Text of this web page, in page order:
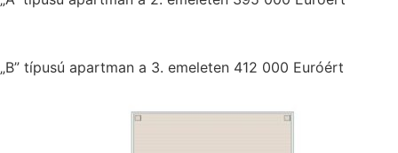
„B” típusú apartman a 3. emeleten 412 000 Euróért